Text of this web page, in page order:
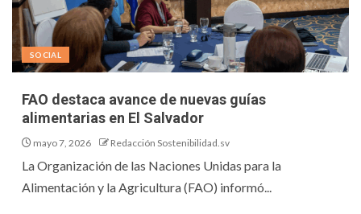
SOCIAL
FAO destaca avance de nuevas guías
alimentarias en El Salvador
mayo 7, 2026 Redacción Sostenibilidad.sv
La Organización de las Naciones Unidas para la
Alimentación y la Agricultura (FAO) informó...